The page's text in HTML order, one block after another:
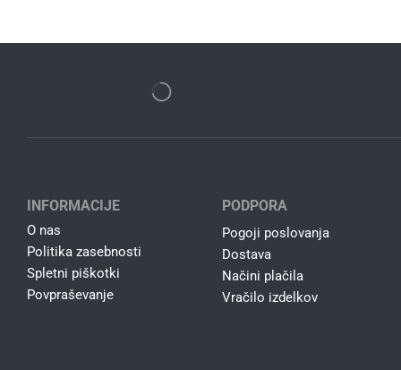
INFORMACIJE
O nas
Politika zasebnosti
Spletni piškotki
Povpraševanje
PODPORA
Pogoji poslovanja
Dostava
Načini plačila
Vračilo izdelkov